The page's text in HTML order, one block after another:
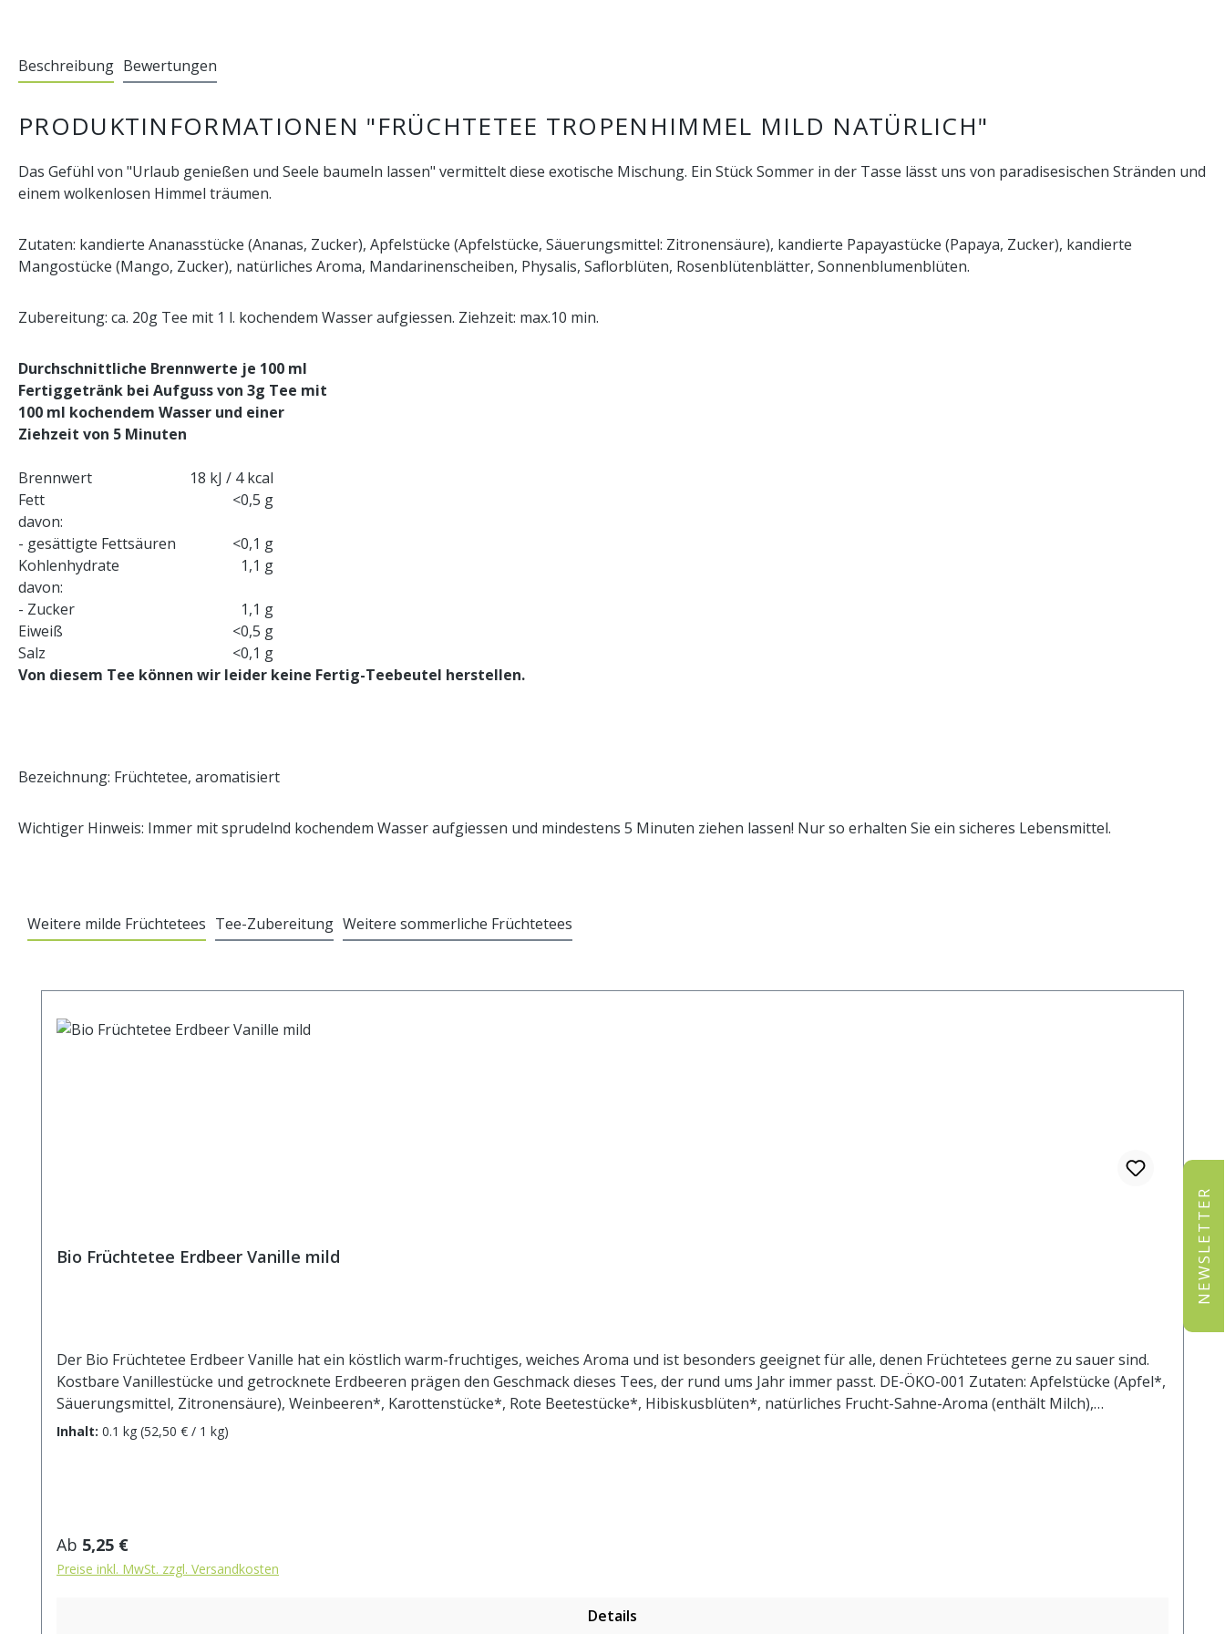
Beschreibung Bewertungen
PRODUKTINFORMATIONEN "FRÜCHTETEE TROPENHIMMEL MILD NATÜRLICH"
Das Gefühl von "Urlaub genießen und Seele baumeln lassen" vermittelt diese exotische Mischung. Ein Stück Sommer in der Tasse lässt uns von paradisesischen Stränden und
einem wolkenlosen Himmel träumen.
Zutaten: kandierte Ananasstücke (Ananas, Zucker), Apfelstücke (Apfelstücke, Säuerungsmittel: Zitronensäure), kandierte Papayastücke (Papaya, Zucker), kandierte
Mangostücke (Mango, Zucker), natürliches Aroma, Mandarinenscheiben, Physalis, Saflorblüten, Rosenblütenblätter, Sonnenblumenblüten.
Zubereitung: ca. 20g Tee mit 1 l. kochendem Wasser aufgiessen. Ziehzeit: max.10 min.
Durchschnittliche Brennwerte je 100 ml
Fertiggetränk bei Aufguss von 3g Tee mit
100 ml kochendem Wasser und einer
Ziehzeit von 5 Minuten
Brennwert
18 kJ / 4 kcal
Fett
<0,5 g
davon:
- gesättigte Fettsäuren
<0,1 g
Kohlenhydrate
1,1 g
davon:
- Zucker
1,1 g
Eiweiß
<0,5 g
Salz
<0,1 g
Von diesem Tee können wir leider keine Fertig-Teebeutel herstellen.
Bezeichnung: Früchtetee, aromatisiert
Wichtiger Hinweis: Immer mit sprudelnd kochendem Wasser aufgiessen und mindestens 5 Minuten ziehen lassen! Nur so erhalten Sie ein sicheres Lebensmittel.
Weitere milde Früchtetees Tee-Zubereitung Weitere sommerliche Früchtetees
Bio Früchtetee Erdbeer Vanille mild
Der Bio Früchtetee Erdbeer Vanille hat ein köstlich warm-fruchtiges, weiches Aroma und ist besonders geeignet für alle, denen Früchtetees gerne zu sauer sind.
Kostbare Vanillestücke und getrocknete Erdbeeren prägen den Geschmack dieses Tees, der rund ums Jahr immer passt. DE-ÖKO-001 Zutaten: Apfelstücke (Apfel*,
Säuerungsmittel, Zitronensäure), Weinbeeren*, Karottenstücke*, Rote Beetestücke*, Hibiskusblüten*, natürliches Frucht-Sahne-Aroma (enthält Milch),
Erdbeerstücke* (1%), Vanillestücke* (0,5%). * aus kontrolliert biologischem Anbau. Zubereitung: ca. 20g Tee mit 1 l. kochendem Wasser aufgiessen. Ziehzeit:
max.10 min.
Inhalt: 0.1 kg (52,50 € / 1 kg)
Regulärer Preis:
Ab 5,25 €
Preise inkl. MwSt. zzgl. Versandkosten
Details
NEWSLETTER